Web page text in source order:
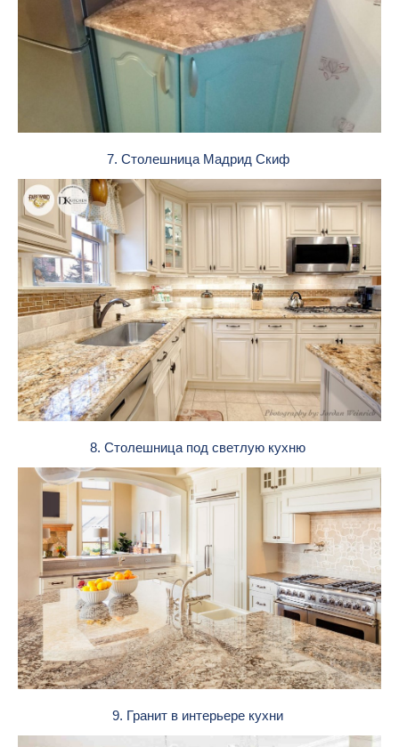
7. Столешница Мадрид Скиф
8. Столешница под светлую кухню
9. Гранит в интерьере кухни